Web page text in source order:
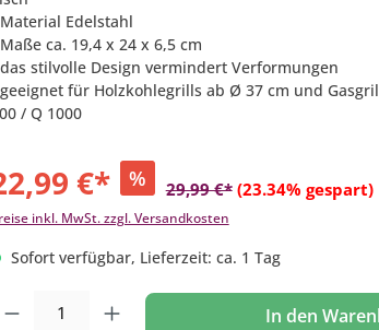
Edelstahl
ca. 19,4 x 24 x 6,5 cm
stilvolle Design vermindert Verformungen
für Holzkohlegrills ab Ø 37 cm und
/ Q 1000
€* % 29,99 €* (23.34% gespart)
inkl. MwSt. zzgl. Versandkosten
Sofort verfügbar, Lieferzeit: ca. 1 Tag
Anzahl: Gib den gewünschten Wert ein oder
In den